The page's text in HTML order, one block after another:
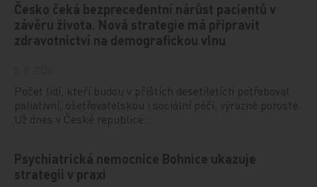
Česko čeká bezprecedentní nárůst pacientů v
závěru života. Nová strategie má připravit
zdravotnictví na demografickou vlnu
Počet lidí, kteří budou v příštích desetiletích potřebovat
paliativní, ošetřovatelskou i sociální péči, výrazně poroste.
Už dnes v České republice…
Psychiatrická nemocnice Bohnice ukazuje
strategii v praxi